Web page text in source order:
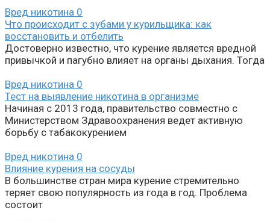
Вред никотина 0
Что происходит с зубами у курильщика: как
восстановить и отбелить
Достоверно известно, что курение является вредной
привычкой и пагубно влияет на органы дыхания. Тогда
Вред никотина 0
Тест на выявление никотина в организме
Начиная с 2013 года, правительство совместно с
Министерством Здравоохранения ведет активную
борьбу с табакокурением
Вред никотина 0
Влияние курения на сосуды
В большинстве стран мира курение стремительно
теряет свою популярность из года в год. Проблема
состоит